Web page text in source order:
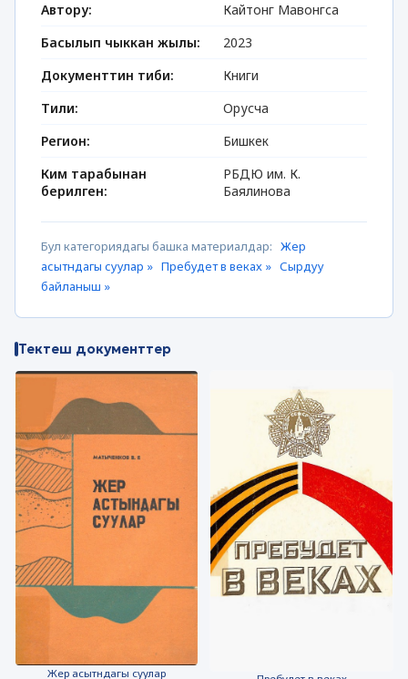
Автору:
Кайтонг Мавонгса
Басылып чыккан жылы:
2023
Документтин тиби:
Книги
Тили:
Орусча
Регион:
Бишкек
Ким тарабынан
берилген:
РБДЮ им. К.
Баялинова
Бул категориядагы башка материалдар: Жер
асытндагы суулар » Пребудет в веках » Сырдуу
байланыш »
Тектеш документтер
Жер асытндагы суулар